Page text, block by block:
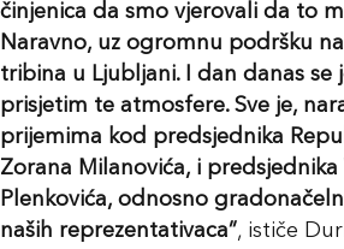
činjenica da smo vjerovali da to
Naravno, uz ogromnu podršku
tribina u Ljubljani. I dan danas se
prisjetim te atmosfere. Sve je,
prijemima kod predsjednika
Zorana Milanovića, i
Plenkovića, odnosno
naših reprezentativaca”, ističe